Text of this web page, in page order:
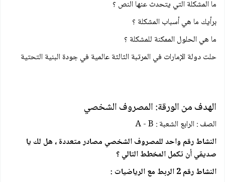
ما المشكلة التي يتحدث عنها النص ؟
برأيك ما هي أسباب المشكلة ؟
ما هي الحلول الممكنة للمشكلة ؟
حلت دولة الإمارات في المرتبة الثالثة عالمية في جودة البنية التحتية
الهدف من الورقة: المصروف الشخصي
الصف : الرابع الشعبة : A - B
النشاط رقم واحد للمصروف الشخصي مصادر متعددة ، هل لك يا
صديقي أن تكمل المخطط التالي ؟
النشاط رقم 2 الربط مع الرياضيات :